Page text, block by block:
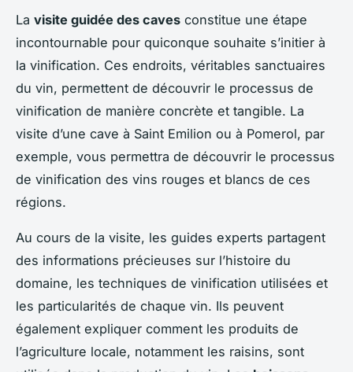
La visite guidée des caves constitue une étape
incontournable pour quiconque souhaite s’initier à
la vinification. Ces endroits, véritables sanctuaires
du vin, permettent de découvrir le processus de
vinification de manière concrète et tangible. La
visite d’une cave à Saint Emilion ou à Pomerol, par
exemple, vous permettra de découvrir le processus
de vinification des vins rouges et blancs de ces
régions.
Au cours de la visite, les guides experts partagent
des informations précieuses sur l’histoire du
domaine, les techniques de vinification utilisées et
les particularités de chaque vin. Ils peuvent
également expliquer comment les produits de
l’agriculture locale, notamment les raisins, sont